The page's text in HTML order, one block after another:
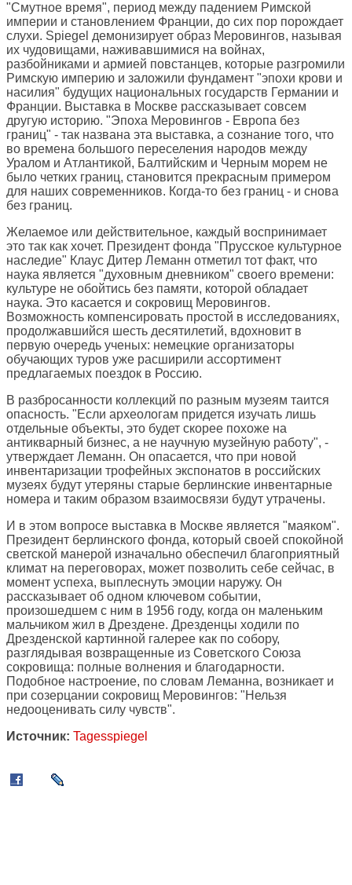
"Смутное время", период между падением Римской
империи и становлением Франции, до сих пор порождает
слухи. Spiegel демонизирует образ Меровингов, называя
их чудовищами, наживавшимися на войнах,
разбойниками и армией повстанцев, которые разгромили
Римскую империю и заложили фундамент "эпохи крови и
насилия" будущих национальных государств Германии и
Франции. Выставка в Москве рассказывает совсем
другую историю. "Эпоха Меровингов - Европа без
границ" - так названа эта выставка, а сознание того, что
во времена большого переселения народов между
Уралом и Атлантикой, Балтийским и Черным морем не
было четких границ, становится прекрасным примером
для наших современников. Когда-то без границ - и снова
без границ.
Желаемое или действительное, каждый воспринимает
это так как хочет. Президент фонда "Прусское культурное
наследие" Клаус Дитер Леманн отметил тот факт, что
наука является "духовным дневником" своего времени:
культуре не обойтись без памяти, которой обладает
наука. Это касается и сокровищ Меровингов.
Возможность компенсировать простой в исследованиях,
продолжавшийся шесть десятилетий, вдохновит в
первую очередь ученых: немецкие организаторы
обучающих туров уже расширили ассортимент
предлагаемых поездок в Россию.
В разбросанности коллекций по разным музеям таится
опасность. "Если археологам придется изучать лишь
отдельные объекты, это будет скорее похоже на
антикварный бизнес, а не научную музейную работу", -
утверждает Леманн. Он опасается, что при новой
инвентаризации трофейных экспонатов в российских
музеях будут утеряны старые берлинские инвентарные
номера и таким образом взаимосвязи будут утрачены.
И в этом вопросе выставка в Москве является "маяком".
Президент берлинского фонда, который своей спокойной
светской манерой изначально обеспечил благоприятный
климат на переговорах, может позволить себе сейчас, в
момент успеха, выплеснуть эмоции наружу. Он
рассказывает об одном ключевом событии,
произошедшем с ним в 1956 году, когда он маленьким
мальчиком жил в Дрездене. Дрезденцы ходили по
Дрезденской картинной галерее как по собору,
разглядывая возвращенные из Советского Союза
сокровища: полные волнения и благодарности.
Подобное настроение, по словам Леманна, возникает и
при созерцании сокровищ Меровингов: "Нельзя
недооценивать силу чувств".
Источник: Tagesspiegel